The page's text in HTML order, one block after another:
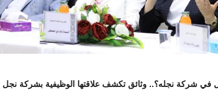
في شركة نجله؟.. وثائق تكشف علاقتها الوظيفية بشركة نجل